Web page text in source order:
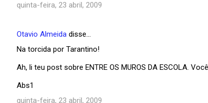
quinta-feira, 23 abril, 2009
Otavio Almeida disse…
Na torcida por Tarantino!
Ah, li teu post sobre ENTRE OS MUROS DA ESCOLA.
Abs1
quinta-feira, 23 abril, 2009